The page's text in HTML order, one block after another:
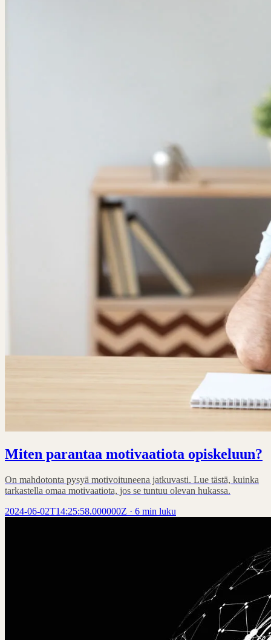
Miten parantaa motivaatiota opiskeluun?
On mahdotonta pysyä motivoituneena jatkuvasti. Lue tästä, kuinka
tarkastella omaa motivaatiota, jos se tuntuu olevan hukassa.
2024-06-02T14:25:58.000000Z · 6 min luku